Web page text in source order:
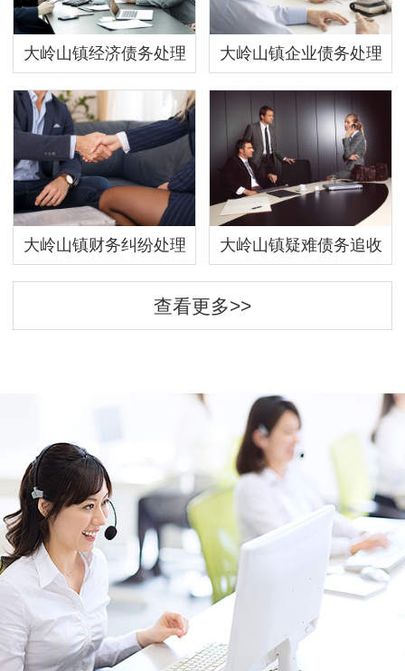
大岭山镇经济债务处理 大岭山镇企业债务处理
大岭山镇财务纠纷处理 大岭山镇疑难债务追收
查看更多>>